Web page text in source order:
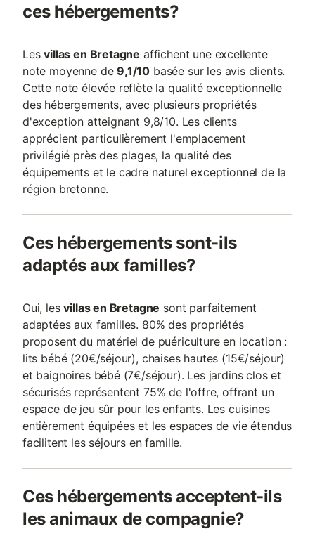
ces hébergements?
Lesvillas en Bretagne affichent une excellente
note moyenne de9,1/10 basée sur les avis clients.
Cette note élevée reflète la qualité exceptionnelle
des hébergements, avec plusieurs propriétés
d'exception atteignant 9,8/10. Les clients
apprécient particulièrement l'emplacement
privilégié près des plages, la qualité des
équipements et le cadre naturel exceptionnel de la
région bretonne.
Ces hébergements sont-ils
adaptés aux familles?
Oui, lesvillas en Bretagne sont parfaitement
adaptées aux familles. 80% des propriétés
proposent du matériel de puériculture en location :
lits bébé (20€/séjour), chaises hautes (15€/séjour)
et baignoires bébé (7€/séjour). Les jardins clos et
sécurisés représentent 75% de l'offre, offrant un
espace de jeu sûr pour les enfants. Les cuisines
entièrement équipées et les espaces de vie étendus
facilitent les séjours en famille.
Ces hébergements acceptent-ils
les animaux de compagnie?